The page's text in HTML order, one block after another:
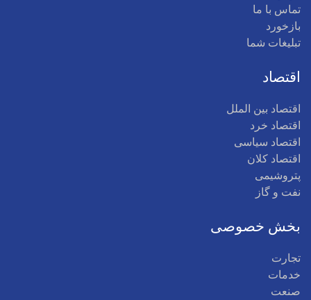
تماس با ما
بازخورد
تبلیغات شما
اقتصاد
اقتصاد بین الملل
اقتصاد خرد
اقتصاد سیاسی
اقتصاد کلان
پتروشیمی
نفت و گاز
بخش خصوصی
تجارت
خدمات
صنعت